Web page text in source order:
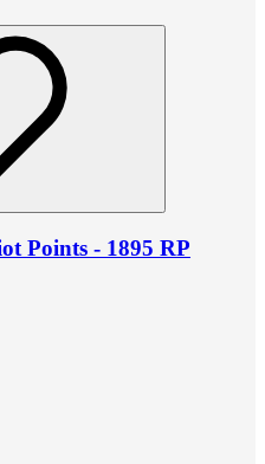
Points - 1895 RP